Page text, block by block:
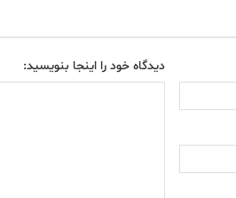
دیدگاه خود را اینجا بنویسید: